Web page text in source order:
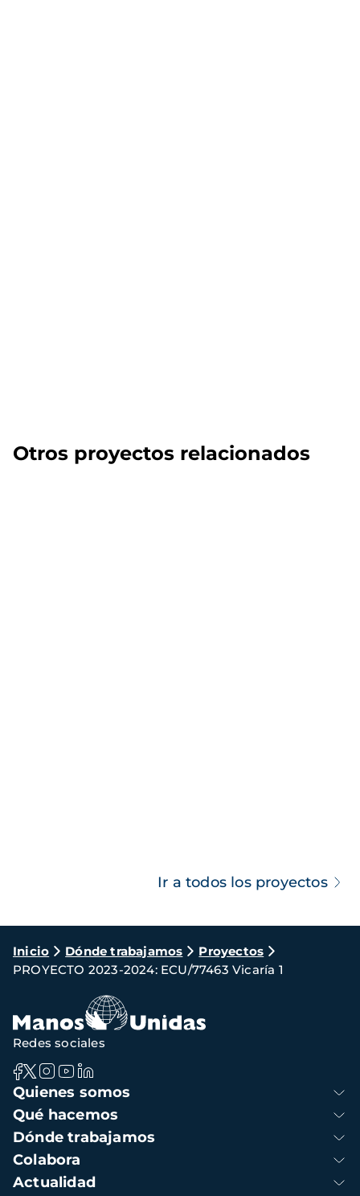
Otros proyectos relacionados
Ir a todos los proyectos
Ruta
de
navegación
Inicio Dónde trabajamos
Proyectos
PROYECTO 2023-2024: ECU/77463 Vicaría 1
Navegación
principal
Quienes somos
Qué hacemos
Dónde trabajamos
Colabora
Actualidad
Redes sociales